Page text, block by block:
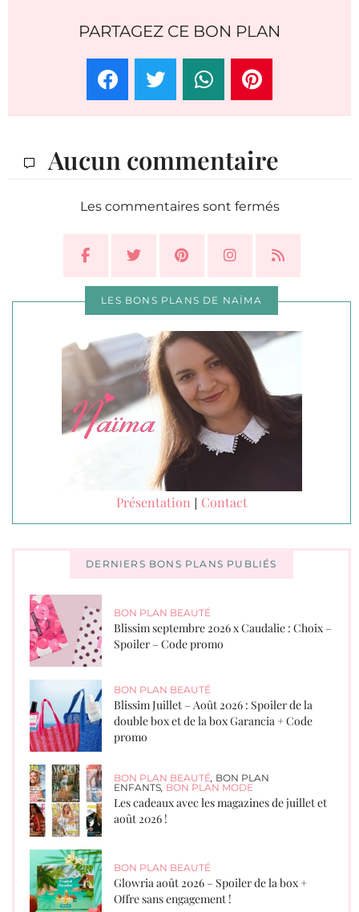
PARTAGEZ CE BON PLAN
Aucun commentaire
Les commentaires sont fermés
LES BONS PLANS DE NAÏMA
Présentation | Contact
DERNIERS BONS PLANS PUBLIÉS
BON PLAN BEAUTÉ
Blissim septembre 2026 x Caudalie : Choix –
Spoiler – Code promo
BON PLAN BEAUTÉ
Blissim Juillet – Août 2026 : Spoiler de la
double box et de la box Garancia + Code
promo
BON PLAN BEAUTÉ, BON PLAN
ENFANTS, BON PLAN MODE
Les cadeaux avec les magazines de juillet et
août 2026 !
BON PLAN BEAUTÉ
Glowria août 2026 – Spoiler de la box +
Offre sans engagement !